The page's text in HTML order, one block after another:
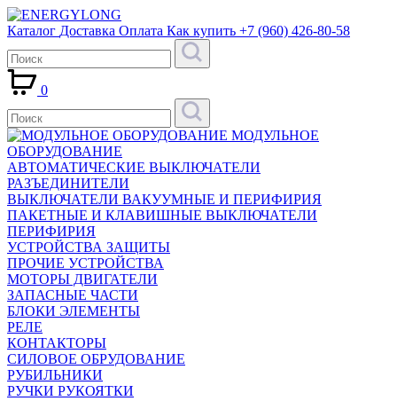
Каталог Доставка Оплата Как купить +7 (960) 426-80-58
0
МОДУЛЬНОЕ
ОБОРУДОВАНИЕ
АВТОМАТИЧЕСКИЕ ВЫКЛЮЧАТЕЛИ
РАЗЪЕДИНИТЕЛИ
ВЫКЛЮЧАТЕЛИ ВАКУУМНЫЕ И ПЕРИФИРИЯ
ПАКЕТНЫЕ И КЛАВИШНЫЕ ВЫКЛЮЧАТЕЛИ
ПЕРИФИРИЯ
УСТРОЙСТВА ЗАЩИТЫ
ПРОЧИЕ УСТРОЙСТВА
МОТОРЫ ДВИГАТЕЛИ
ЗАПАСНЫЕ ЧАСТИ
БЛОКИ ЭЛЕМЕНТЫ
РЕЛЕ
КОНТАКТОРЫ
СИЛОВОЕ ОБРУДОВАНИЕ
РУБИЛЬНИКИ
РУЧКИ РУКОЯТКИ